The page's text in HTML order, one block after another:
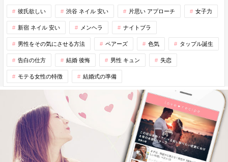
彼氏欲しい 渋谷 ネイル 安い 片思い アプローチ 女子力
新宿 ネイル 安い メンヘラ ナイトブラ
男性をその気にさせる方法 ペアーズ 色気 タップル誕生
告白の仕方 結婚 後悔 男性 キュン 失恋
モテる女性の特徴 結婚式の準備